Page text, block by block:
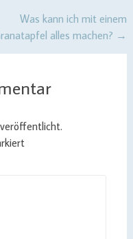
Was kann ich mit einem
alles machen? →